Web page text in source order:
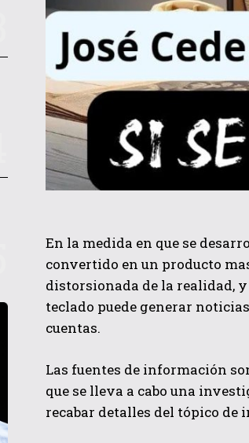
En la medida en que se
convertido en un producto
distorsionada de la realidad,
teclado puede generar
cuentas.
Las fuentes de información
que se lleva a cabo una
recabar detalles del tópico de